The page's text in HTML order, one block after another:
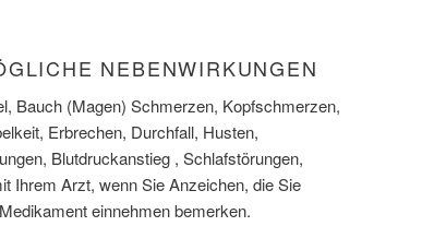
NEBENWIRKUNGEN
Bauch (Magen) Schmerzen, Kopfschmerzen,
Erbrechen, Durchfall, Husten,
Blutdruckanstieg , Schlafstörungen,
Ihrem Arzt, wenn Sie Anzeichen, die Sie
einnehmen bemerken.